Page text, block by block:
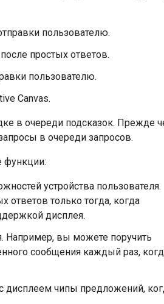
пользователю.
простых ответов.
пользователю.
Canvas.
в очереди подсказок. Прежде
в очереди запросов.
функции:
устройства пользователя.
ответов только тогда, когда
дисплея.
Например, вы можете поручить
сообщения каждый раз,
дисплеем чипы предложений,